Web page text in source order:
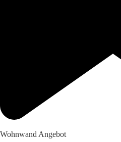
Wohnwand Angebot